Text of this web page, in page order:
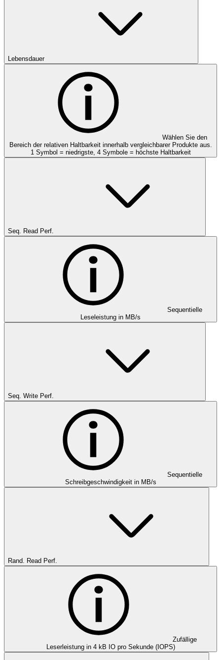
Lebensdauer
Wählen Sie den
Bereich der relativen Haltbarkeit innerhalb vergleichbarer Produkte aus.
1 Symbol = niedrigste, 4 Symbole = höchste Haltbarkeit
Seq. Read Perf.
Sequentielle
Leseleistung in MB/s
Seq. Write Perf.
Sequentielle
Schreibgeschwindigkeit in MB/s
Rand. Read Perf.
Zufällige
Leserleistung in 4 kB IO pro Sekunde (IOPS)